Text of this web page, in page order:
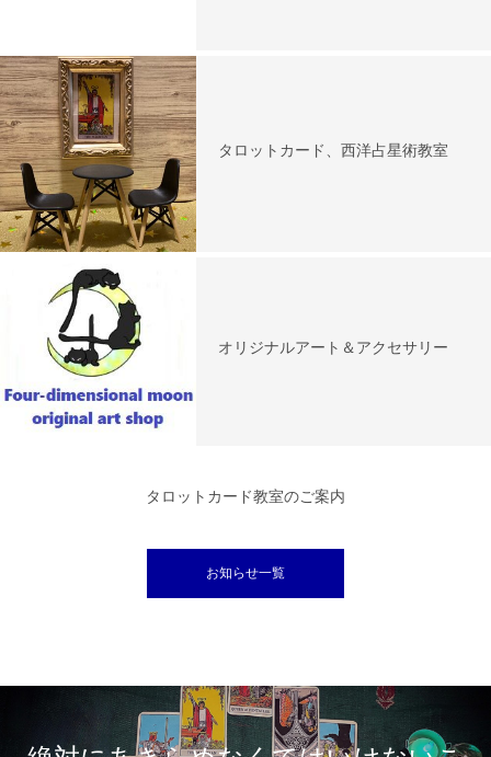
タロットカード、西洋占星術教室
オリジナルアート＆アクセサリー
タロットカード教室のご案内
お知らせ一覧